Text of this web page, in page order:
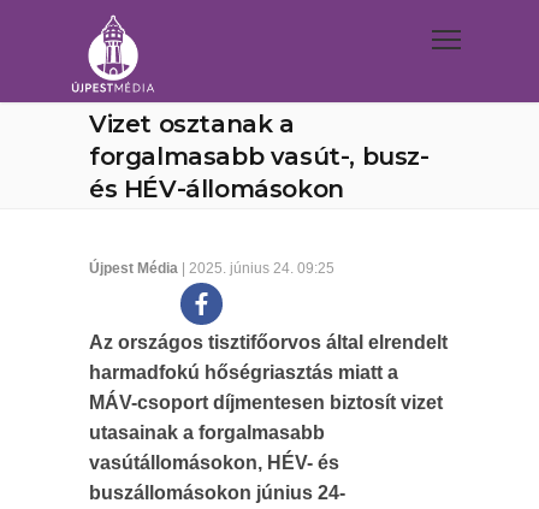
Vizet osztanak a
forgalmasabb vasút-, busz-
és HÉV-állomásokon
Újpest Média | 2025. június 24. 09:25
Az országos tisztifőorvos által elrendelt
harmadfokú hőségriasztás miatt a
MÁV-csoport díjmentesen biztosít vizet
utasainak a forgalmasabb
vasútállomásokon, HÉV- és
buszállomásokon június 24-